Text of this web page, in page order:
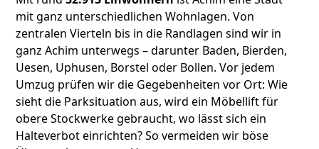
mit ganz unterschiedlichen Wohnlagen. Von
zentralen Vierteln bis in die Randlagen sind wir in
ganz Achim unterwegs – darunter Baden, Bierden,
Uesen, Uphusen, Borstel oder Bollen. Vor jedem
Umzug prüfen wir die Gegebenheiten vor Ort: Wie
sieht die Parksituation aus, wird ein Möbellift für
obere Stockwerke gebraucht, wo lässt sich ein
Halteverbot einrichten? So vermeiden wir böse